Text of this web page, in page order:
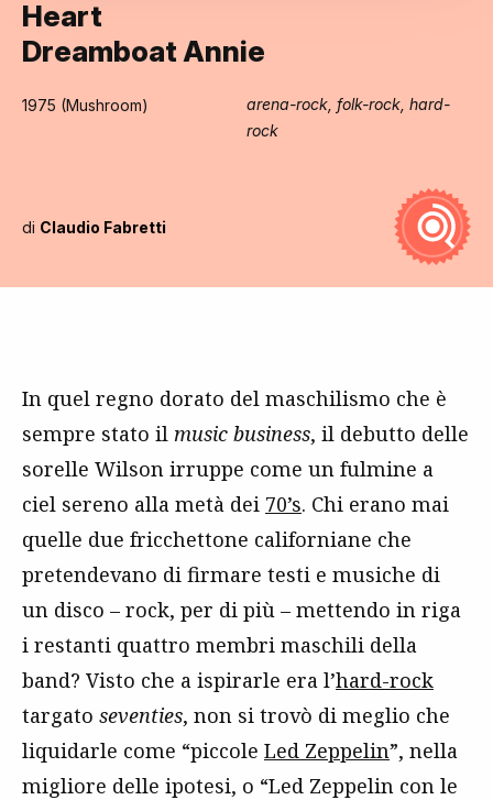
Heart
Dreamboat Annie
1975 (Mushroom)
arena-rock, folk-rock, hard-
rock
di Claudio Fabretti
In quel regno dorato del maschilismo che è
sempre stato il music business, il debutto delle
sorelle Wilson irruppe come un fulmine a
ciel sereno alla metà dei 70’s. Chi erano mai
quelle due fricchettone californiane che
pretendevano di firmare testi e musiche di
un disco – rock, per di più – mettendo in riga
i restanti quattro membri maschili della
band? Visto che a ispirarle era l’hard-rock
targato seventies, non si trovò di meglio che
liquidarle come “piccole Led Zeppelin”, nella
migliore delle ipotesi, o “Led Zeppelin con le